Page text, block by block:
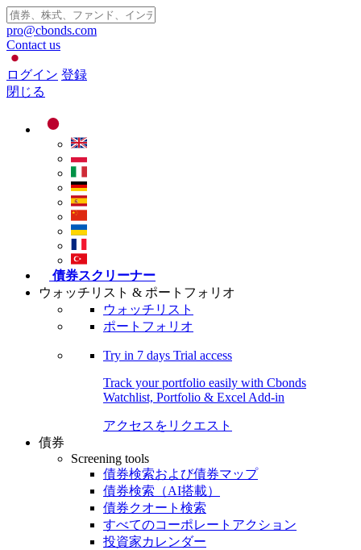
pro@cbonds.com
Contact us
ログイン 登録
閉じる
債券スクリーナー
ウォッチリスト & ポートフォリオ
ウォッチリスト
ポートフォリオ
Try in 7 days Trial access
Track your portfolio easily with Cbonds
Watchlist, Portfolio & Excel Add-in
アクセスをリクエスト
債券
Screening tools
債券検索および債券マップ
債券検索（AI搭載）
債券クオート検索
すべてのコーポレートアクション
投資家カレンダー